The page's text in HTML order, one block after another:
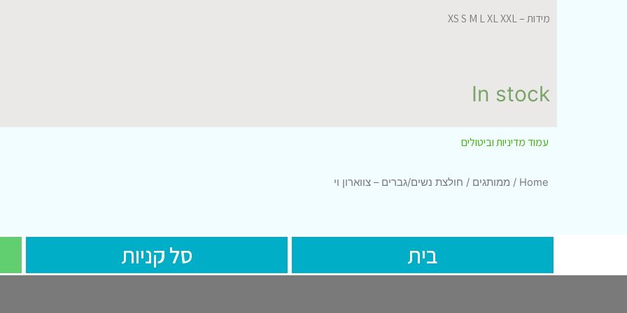
מידות – XS S M L XL XXL
In stock
עמוד מדיניות וביטולים
Home
/ ממותגים / חולצת נשים/גברים – צווארון וי
בית סל קניות